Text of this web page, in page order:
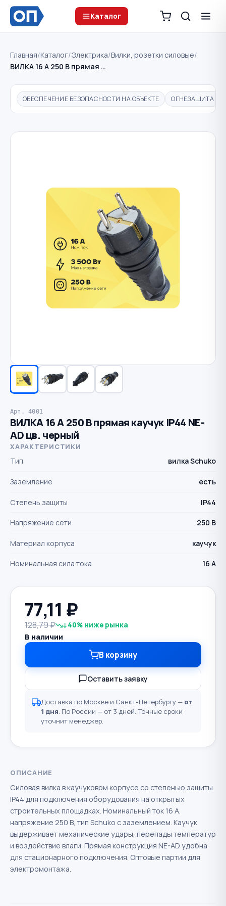
Каталог
Главная/Каталог/Электрика/Вилки, розетки силовые/
ВИЛКА 16 A 250 В прямая …
ОБЕСПЕЧЕНИЕ БЕЗОПАСНОСТИ НА ОБЪЕКТЕ ОГНЕЗАЩИТА
Арт. 4001
ВИЛКА 16 A 250 В прямая каучук IP44 NE-
AD цв. черный
ХАРАКТЕРИСТИКИ
Тип вилка Schuko
Заземление есть
Степень защиты IP44
Напряжение сети 250 В
Материал корпуса каучук
Номинальная сила тока 16 А
77,11 ₽
128,79 ₽ ↓40% ниже рынка
В наличии
В корзину
Оставить заявку
Доставка по Москве и Санкт-Петербургу — от
1 дня . По России — от 3 дней. Точные сроки
уточнит менеджер.
ОПИСАНИЕ
Силовая вилка в каучуковом корпусе со степенью защиты
IP44 для подключения оборудования на открытых
строительных площадках. Номинальный ток 16 А,
напряжение 250 В, тип Schuko с заземлением. Каучук
выдерживает механические удары, перепады температур
и воздействие влаги. Прямая конструкция NE-AD удобна
для стационарного подключения. Оптовые партии для
электромонтажа.